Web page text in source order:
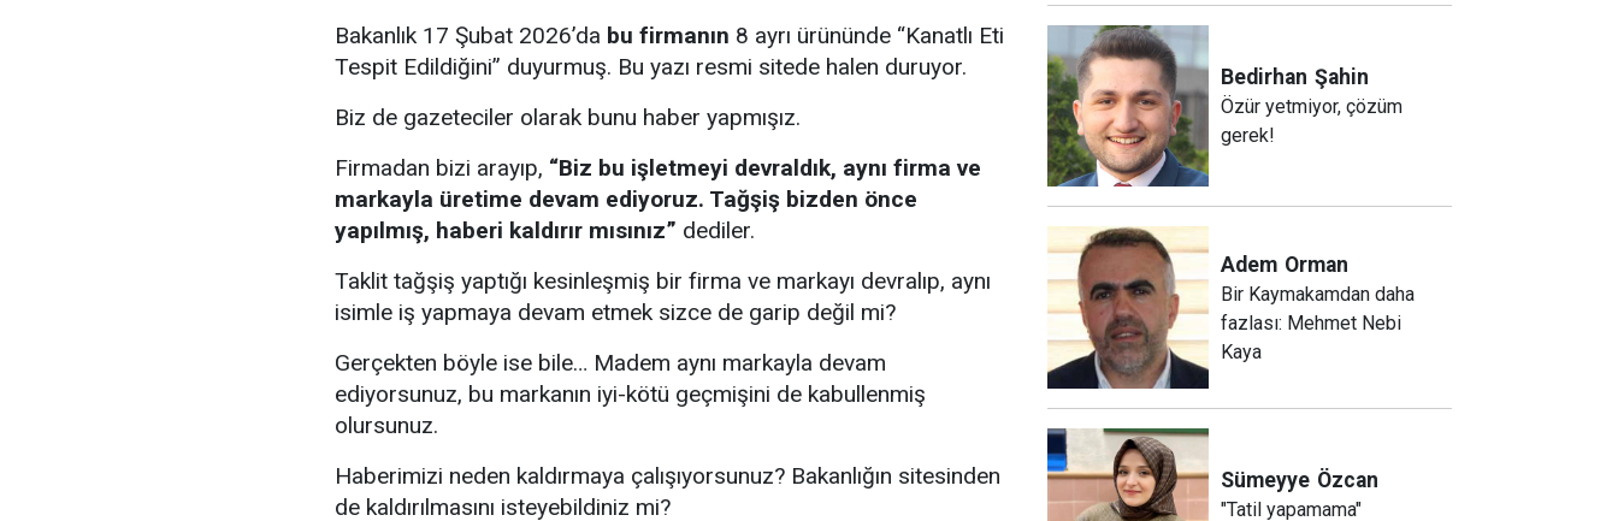
Bakanlık 17 Şubat 2026’da bu firmanın 8 ayrı ürününde “Kanatlı Eti
Tespit Edildiğini” duyurmuş. Bu yazı resmi sitede halen duruyor.
Biz de gazeteciler olarak bunu haber yapmışız.
Firmadan bizi arayıp, “Biz bu işletmeyi devraldık, aynı firma ve
markayla üretime devam ediyoruz. Tağşiş bizden önce
yapılmış, haberi kaldırır mısınız” dediler.
Taklit tağşiş yaptığı kesinleşmiş bir firma ve markayı devralıp, aynı
isimle iş yapmaya devam etmek sizce de garip değil mi?
Gerçekten böyle ise bile… Madem aynı markayla devam
ediyorsunuz, bu markanın iyi-kötü geçmişini de kabullenmiş
olursunuz.
Haberimizi neden kaldırmaya çalışıyorsunuz? Bakanlığın sitesinden
de kaldırılmasını isteyebildiniz mi?
Bedirhan Şahin
Özür yetmiyor, çözüm
gerek!
Adem Orman
Bir Kaymakamdan daha
fazlası: Mehmet Nebi
Kaya
Sümeyye Özcan
"Tatil yapamama"